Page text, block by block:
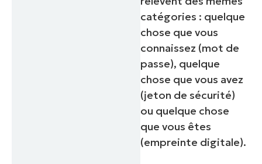
catégories : quelque
chose que vous
connaissez (mot de
passe), quelque
chose que vous avez
(jeton de sécurité)
ou quelque chose
que vous êtes
(empreinte digitale).